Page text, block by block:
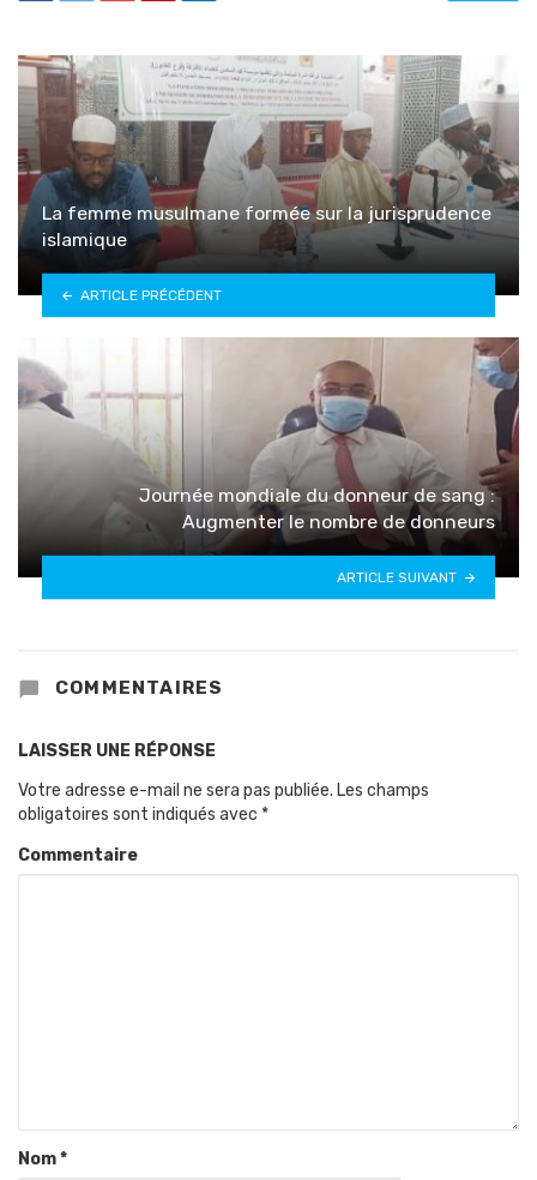
La femme musulmane formée sur la jurisprudence
islamique
ARTICLE PRÉCÉDENT
Journée mondiale du donneur de sang :
Augmenter le nombre de donneurs
ARTICLE SUIVANT
COMMENTAIRES
LAISSER UNE RÉPONSE
Votre adresse e-mail ne sera pas publiée. Les champs
obligatoires sont indiqués avec *
Commentaire
Nom*